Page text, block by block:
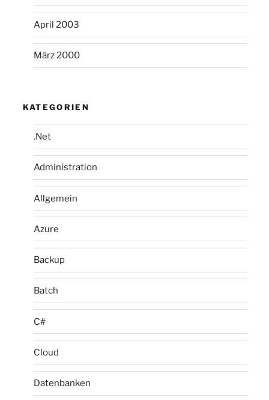
April 2003
März 2000
KATEGORIEN
.Net
Administration
Allgemein
Azure
Backup
Batch
C#
Cloud
Datenbanken